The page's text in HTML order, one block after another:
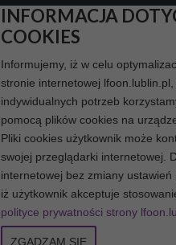
INFORMACJA
COOKIES
Informujemy, iż w celu
stronie internetowej
indywidualnych potrzeb
pomocą plików cookies na
Pliki cookies użytkownik może
swojej przeglądarki internetowej.
internetowej bez zmiany
iż użytkownik akceptuje
polityce prywatności strony
ZGADZAM SIĘ